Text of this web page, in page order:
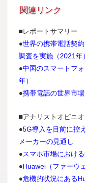
AT&T
Verizon
Ooredoo
TIM
製品カテゴリ別出
スマートフォン地
スマートフォン
スマートフォン
メイン/サブブラ
ハンドセット 市
のみ除く）
5Gスマートフォ
関連リンク
■レポートサマリー
●世界の携帯電話契
調査を実施（2021年）
●中国のスマートフ
年）
●携帯電話の世界市
■アナリストオピニ
●5G導入を目前に控
メーカーの見通し
●スマホ市場におけ
●Huawei（ファーウ
●危機的状況にある